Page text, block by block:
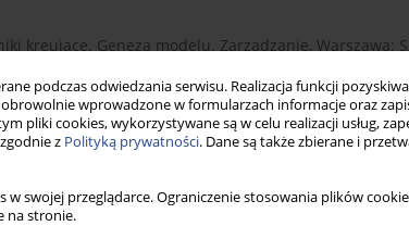
podczas odwiedzania serwisu. Realizacja funkcji
wprowadzone w formularzach informacje oraz
pliki cookies, wykorzystywane są w celu realizacji usług,
z Polityką prywatności. Dane są także zbierane i
w swojej przeglądarce. Ograniczenie stosowania plików
na stronie.
kreujące. Geneza modelu. Zarządzanie, Warszawa:
Podsumowanie funkcjonowania pierwszej
P...